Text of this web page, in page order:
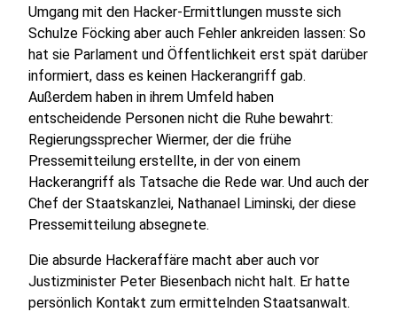
Umgang mit den Hacker-Ermittlungen musste sich
Schulze Föcking aber auch Fehler ankreiden lassen: So
hat sie Parlament und Öffentlichkeit erst spät darüber
informiert, dass es keinen Hackerangriff gab.
Außerdem haben in ihrem Umfeld haben
entscheidende Personen nicht die Ruhe bewahrt:
Regierungssprecher Wiermer, der die frühe
Pressemitteilung erstellte, in der von einem
Hackerangriff als Tatsache die Rede war. Und auch der
Chef der Staatskanzlei, Nathanael Liminski, der diese
Pressemitteilung absegnete.
Die absurde Hackeraffäre macht aber auch vor
Justizminister Peter Biesenbach nicht halt. Er hatte
persönlich Kontakt zum ermittelnden Staatsanwalt.